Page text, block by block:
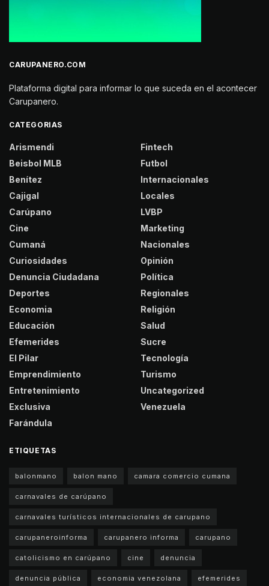
CARUPANERO.COM
Plataforma digital para informar lo que suceda en el acontecer
Carupanero.
CATEGORIAS
Arismendi
Beisbol MLB
Benítez
Cajigal
Carúpano
Cine
Cumaná
Curiosidades
Denuncia Ciudadana
Deportes
Economia
Educación
Efemerides
El Pilar
Emprendimiento
Entretenimiento
Exclusiva
Farándula
Fintech
Futbol
Internacionales
Locales
LVBP
Marketing
Nacionales
Opinión
Política
Regionales
Religión
Salud
Sucre
Tecnología
Turismo
Uncategorized
Venezuela
ETIQUETAS
balonmano balon mano camara comercio cumana
carnavales de carúpano
carnavales turísticos internacionales de carupano
carupaneroinforma carupanero informa carupano
catolicismo en carúpano cine denuncia
denuncia pública economia venezolana efemerides